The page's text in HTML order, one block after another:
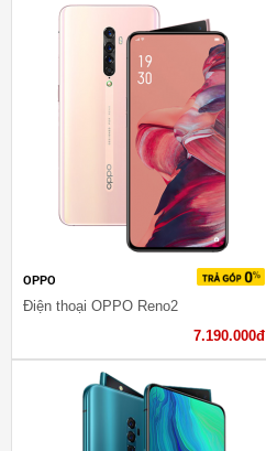
OPPO
Điện thoại OPPO Reno2
7.190.000đ